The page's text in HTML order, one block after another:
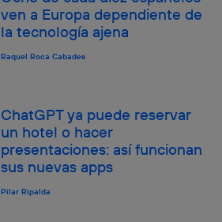
ven a Europa dependiente de
la tecnología ajena
Raquel Roca Cabades
ChatGPT ya puede reservar
un hotel o hacer
presentaciones: así funcionan
sus nuevas apps
Pilar Ripalda